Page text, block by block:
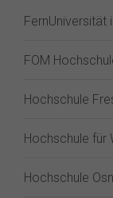
FernUniversität
FOM
Hochschule
Hochschule für
Hochschule